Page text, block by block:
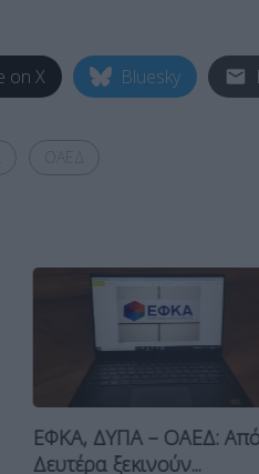
on X Bluesky
ΕΦΚΑ, ΔΥΠΑ – ΟΑΕΔ:
Δευτέρα ξεκινούν...